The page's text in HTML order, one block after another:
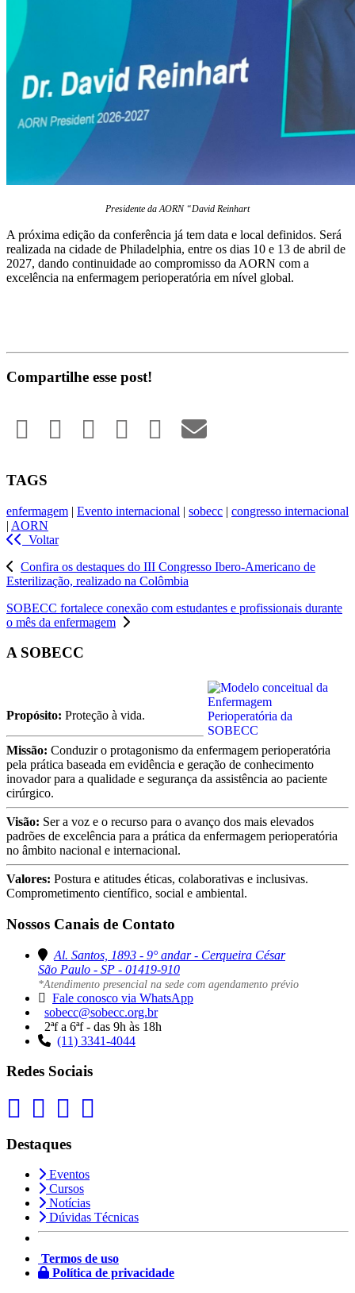
Presidente da AORN “David Reinhart
A próxima edição da conferência já tem data e local definidos. Será
realizada na cidade de Philadelphia, entre os dias 10 e 13 de abril de
2027, dando continuidade ao compromisso da AORN com a
excelência na enfermagem perioperatória em nível global.
Compartilhe esse post!
TAGS
enfermagem | Evento internacional | sobecc | congresso internacional
| AORN
Voltar
Confira os destaques do III Congresso Ibero-Americano de
Esterilização, realizado na Colômbia
SOBECC fortalece conexão com estudantes e profissionais durante
o mês da enfermagem
A SOBECC
Propósito: Proteção à vida.
Missão: Conduzir o protagonismo da enfermagem perioperatória
pela prática baseada em evidência e geração de conhecimento
inovador para a qualidade e segurança da assistência ao paciente
cirúrgico.
Visão: Ser a voz e o recurso para o avanço dos mais elevados
padrões de excelência para a prática da enfermagem perioperatória
no âmbito nacional e internacional.
Valores: Postura e atitudes éticas, colaborativas e inclusivas.
Comprometimento científico, social e ambiental.
Nossos Canais de Contato
Al. Santos, 1893 - 9° andar - Cerqueira César
São Paulo - SP - 01419-910
*Atendimento presencial na sede com agendamento prévio
Fale conosco via WhatsApp
sobecc@sobecc.org.br
2ªf a 6ªf - das 9h às 18h
(11) 3341-4044
Redes Sociais
Destaques
Eventos
Cursos
Notícias
Dúvidas Técnicas
Termos de uso
Política de privacidade